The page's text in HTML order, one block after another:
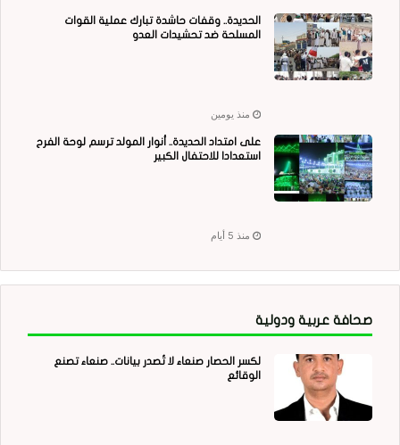
الحديدة.. وقفات حاشدة تبارك عملية القوات
المسلحة ضد تحشيدات العدو
منذ يومين
على امتداد الحديدة.. أنوار المولد ترسم لوحة الفرح
استعدادا للاحتفال الكبير
منذ 5 أيام
صحافة عربية ودولية
لكسر الحصار صنعاء لا تُصدر بيانات.. صنعاء تصنع
الوقائع